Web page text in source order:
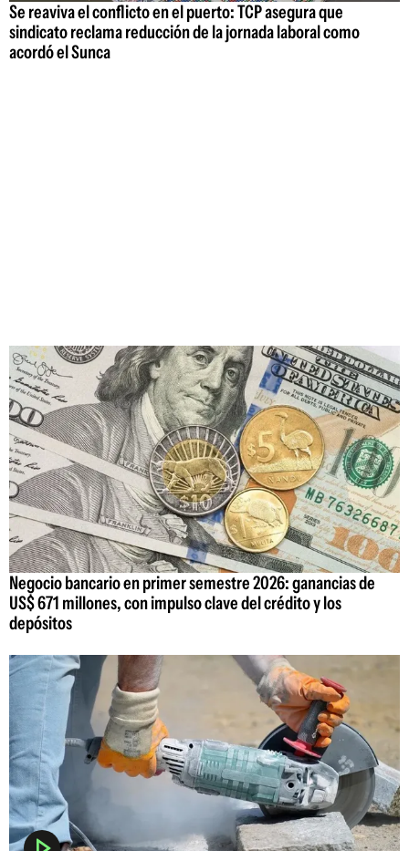
Se reaviva el conflicto en el puerto: TCP asegura que
sindicato reclama reducción de la jornada laboral como
acordó el Sunca
Negocio bancario en primer semestre 2026: ganancias de
US$ 671 millones, con impulso clave del crédito y los
depósitos